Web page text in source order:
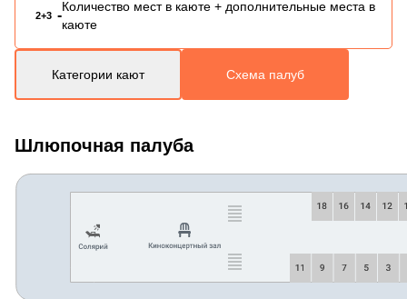
2+3 -
Количество мест в каюте + дополнительные места в
каюте
Категории кают Схема палуб
Шлюпочная палуба